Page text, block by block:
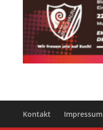
Kontakt Impressum